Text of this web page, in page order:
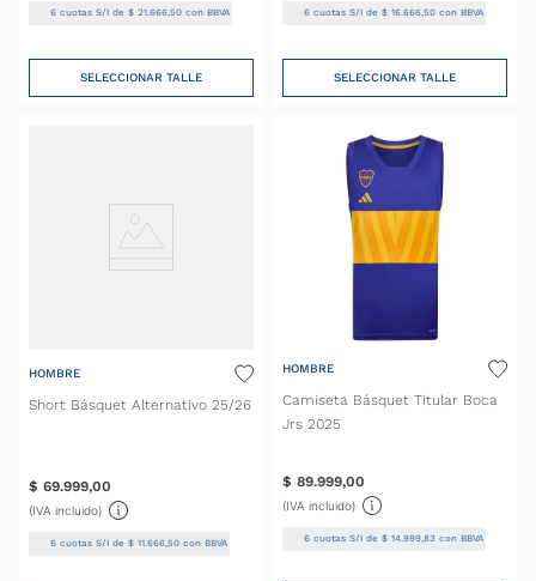
6 cuotas S/I de$ 21 .666 ,50 con BBVA
SELECCIONAR TALLE
6cuotas S/I de $ 16. 666, 50con BBVA
SELECCIONAR TALLE
HOMBRE
Short Básquet Alternativo 25/26
$ 69.999,00
(IVA incluido)
6 cuotas S/I de$ 11.666,50 con BBVA
HOMBRE
Camiseta Básquet Titular Boca
Jrs 2025
$ 89.999,00
(IVA incluido)
6cuotas S/I de $ 14.999,83con BBVA